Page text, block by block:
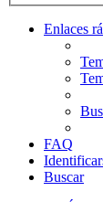
Enlaces
FAQ
Buscar